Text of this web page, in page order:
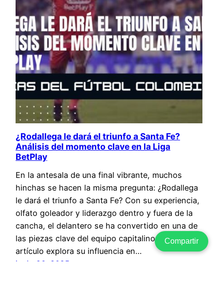
¿Rodallega le dará el triunfo a Santa Fe?
Análisis del momento clave en la Liga
BetPlay
En la antesala de una final vibrante, muchos
hinchas se hacen la misma pregunta: ¿Rodallega
le dará el triunfo a Santa Fe? Con su experiencia,
olfato goleador y liderazgo dentro y fuera de la
cancha, el delantero se ha convertido en una de
las piezas clave del equipo capitalino. Este
artículo explora su influencia en…
junio 26, 2025
Compartir